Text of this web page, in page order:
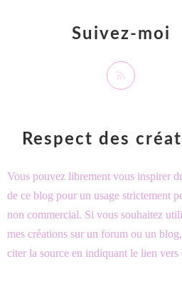
Suivez-moi
Respect des
Vous pouvez librement vous inspirer
de ce blog pour un usage strictement
non commercial. Si vous souhaitez
mes créations sur un forum ou un
citer la source en indiquant le lien vers